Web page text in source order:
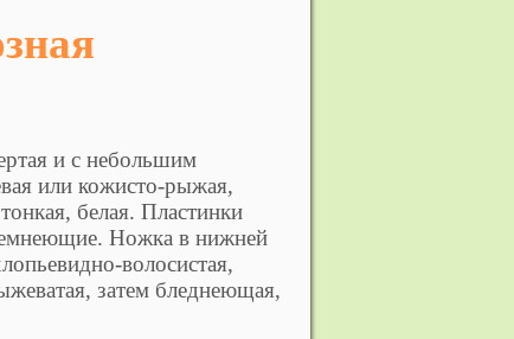
и с небольшим
или кожисто-рыжая,
белая. Пластинки
Ножка в нижней
волосистая,
затем бледнеющая,